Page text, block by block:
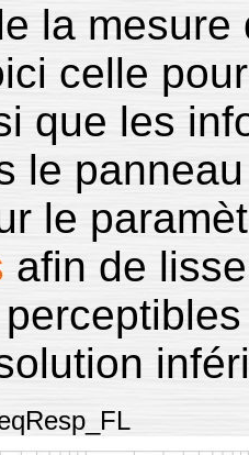
la
celle
que les
le
le
afin de